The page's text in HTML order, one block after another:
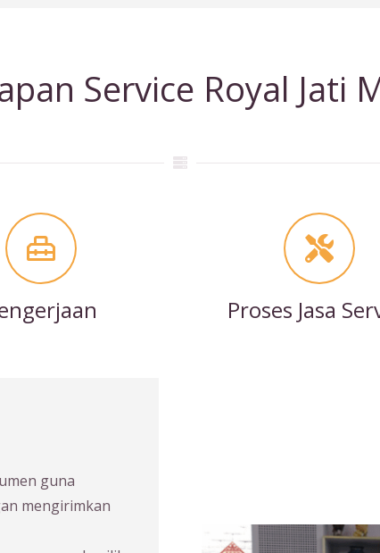
Service Royal Jati
Proses Jasa
guna
mengirimkan